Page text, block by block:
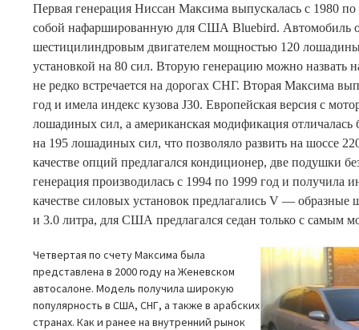
Первая генерация Ниссан Максима выпускалась с 1980 по
собой нафаршированную для США Bluebird. Автомобиль
шестицилиндровым двигателем мощностью 120
установкой на 80 сил. Вторую генерацию можно назвать
не редко встречается на дорогах СНГ. Вторая Максима
год и имела индекс кузова J30. Европейская версия с
лошадиных сил, а американская модификация
на 195 лошадиных сил, что позволяло развить на шоссе
качестве опций предлагался кондиционер, две подушки
генерация производилась с 1994 по 1999 год и получила
качестве силовых установок предлагались V — образные
и 3.0 литра, для США предлагался седан только с самым
Четвертая по счету Максима была
представлена в 2000 году на Женевском
автосалоне. Модель получила широкую
популярность в США, СНГ, а также в арабских
странах. Как и ранее на внутренний рынок